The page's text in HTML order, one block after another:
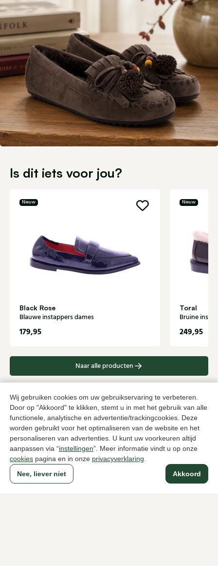
Wij gebruiken cookies om uw gebruikservaring te verbeteren.
Door op "Akkoord" te klikken, stemt u in met het gebruik van alle
functionele, analytische en advertentie/trackingcookies. Deze
worden gebruikt voor het optimaliseren van de website en het
personaliseren van advertenties. U kunt uw voorkeuren altijd
aanpassen via “instellingen”. Meer informatie vindt u op onze
cookies pagina en in onze privacyverklaring
Akkoord
Nee, liever niet
Is dit iets voor jou?
Nieuw
Black Rose
Blauwe instappers dames
179,95
Nieuw
Toral
Bruine
249,95
Naar alle producten
Sinds 1983 een begrip in Den Haag
Voor dames Voor heren
Over Klijsen